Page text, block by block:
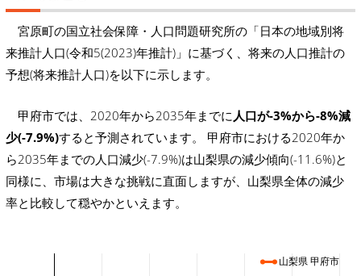
宮原町の国立社会保障・人口問題研究所の「日本の地域別将
来推計人口(令和5(2023)年推計)」に基づく、将来の人口推計の
予想(将来推計人口)を以下に示します。
甲府市では、2020年から2035年までに 人口が-3%から-8%減
少(-7.9%)すると予測されています。 甲府市における2020年か
ら2035年までの人口減少(-7.9%)は山梨県の減少傾向(-11.6%)と
同様に、市場は大きな挑戦に直面しますが、山梨県全体の減少
率と比較して穏やかといえます。
山梨県 甲府市